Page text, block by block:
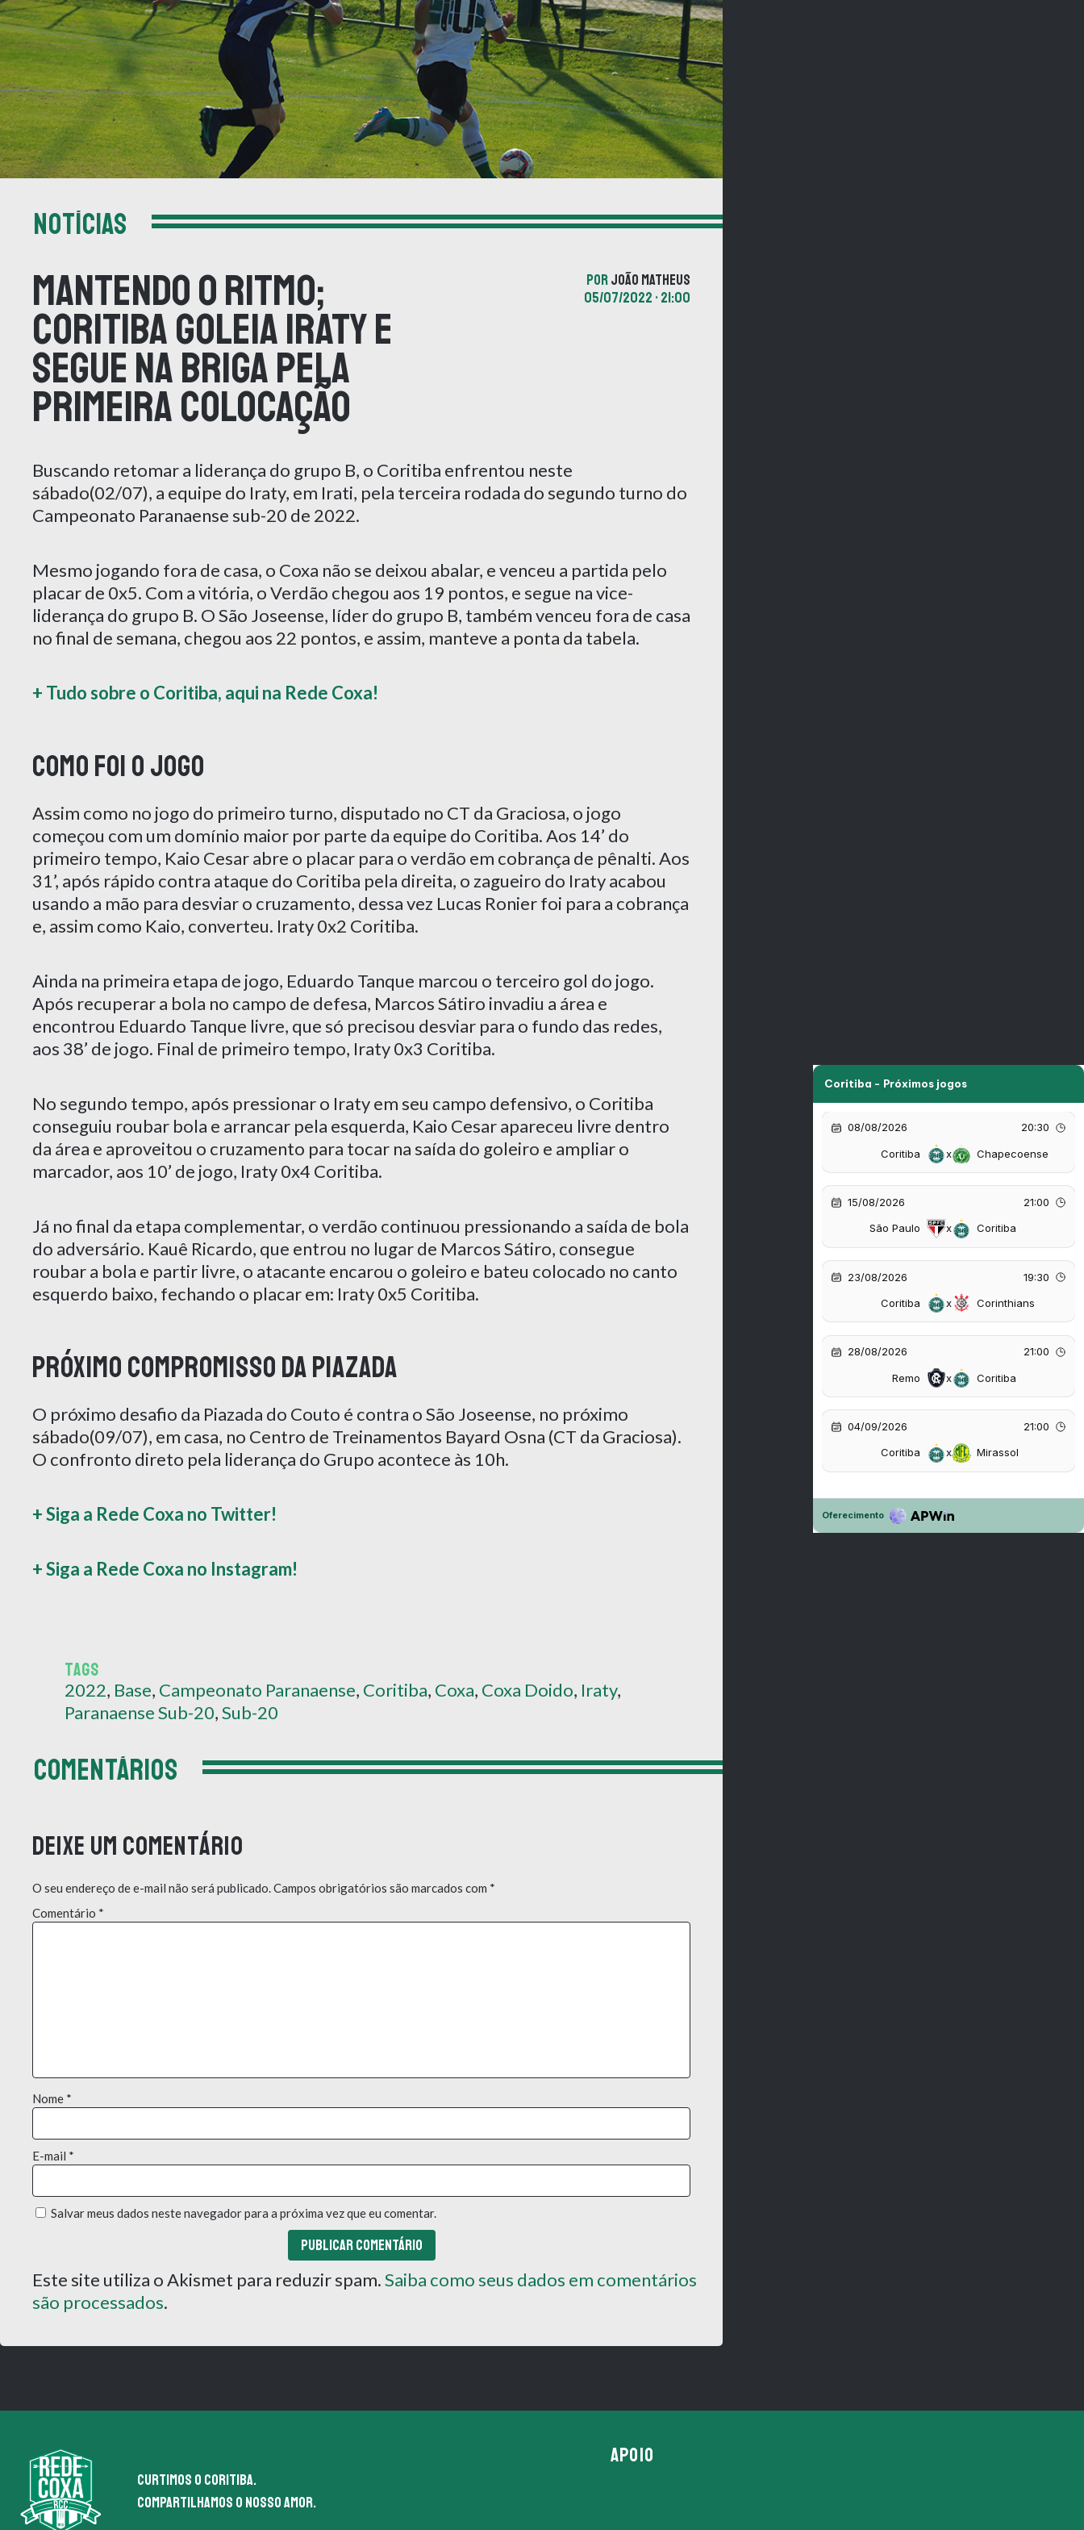
NOTÍCIAS
Mantendo o ritmo;
Coritiba goleia Iraty e
segue na briga pela
primeira colocação
PORJOÃO MATHEUS
05/07/2022 • 21:00
Buscando retomar a liderança do grupo B, o Coritiba enfrentou neste
sábado(02/07), a equipe do Iraty, em Irati, pela terceira rodada do segundo turno do
Campeonato Paranaense sub-20 de 2022.
Mesmo jogando fora de casa, o Coxa não se deixou abalar, e venceu a partida pelo
placar de 0x5. Com a vitória, o Verdão chegou aos 19 pontos, e segue na vice-
liderança do grupo B. O São Joseense, líder do grupo B, também venceu fora de casa
no final de semana, chegou aos 22 pontos, e assim, manteve a ponta da tabela.
+ Tudo sobre o Coritiba, aqui na Rede Coxa!
Como foi o jogo
Assim como no jogo do primeiro turno, disputado no CT da Graciosa, o jogo
começou com um domínio maior por parte da equipe do Coritiba. Aos 14’ do
primeiro tempo, Kaio Cesar abre o placar para o verdão em cobrança de pênalti. Aos
31’, após rápido contra ataque do Coritiba pela direita, o zagueiro do Iraty acabou
usando a mão para desviar o cruzamento, dessa vez Lucas Ronier foi para a cobrança
e, assim como Kaio, converteu. Iraty 0x2 Coritiba.
Ainda na primeira etapa de jogo, Eduardo Tanque marcou o terceiro gol do jogo.
Após recuperar a bola no campo de defesa, Marcos Sátiro invadiu a área e
encontrou Eduardo Tanque livre, que só precisou desviar para o fundo das redes,
aos 38’ de jogo. Final de primeiro tempo, Iraty 0x3 Coritiba.
No segundo tempo, após pressionar o Iraty em seu campo defensivo, o Coritiba
conseguiu roubar bola e arrancar pela esquerda, Kaio Cesar apareceu livre dentro
da área e aproveitou o cruzamento para tocar na saída do goleiro e ampliar o
marcador, aos 10’ de jogo, Iraty 0x4 Coritiba.
Já no final da etapa complementar, o verdão continuou pressionando a saída de bola
do adversário. Kauê Ricardo, que entrou no lugar de Marcos Sátiro, consegue
roubar a bola e partir livre, o atacante encarou o goleiro e bateu colocado no canto
esquerdo baixo, fechando o placar em: Iraty 0x5 Coritiba.
Próximo compromisso da piazada
O próximo desafio da Piazada do Couto é contra o São Joseense, no próximo
sábado(09/07), em casa, no Centro de Treinamentos Bayard Osna (CT da Graciosa).
O confronto direto pela liderança do Grupo acontece às 10h.
+ Siga a Rede Coxa no Twitter!
+ Siga a Rede Coxa no Instagram!
TAGS
2022, Base, Campeonato Paranaense, Coritiba, Coxa, Coxa Doido, Iraty,
Paranaense Sub-20,Sub-20
COMENTÁRIOS
Deixe um comentário
O seu endereço de e-mail não será publicado.Campos obrigatórios são marcados com *
Comentário *
Nome *
E-mail *
Salvar meus dados neste navegador para a próxima vez que eu comentar.
Este site utiliza o Akismet para reduzir spam.Saiba como seus dados em comentários
são processados.
Curtimos o coritiba.
Compartilhamos o nosso amor.
APOIO